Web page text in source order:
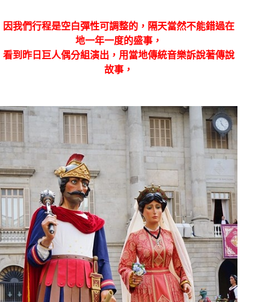
因我們行程是空白彈性可調整的，隔天當然不能錯過在
地一年一度的盛事，
看到昨日巨人偶分組演出，用當地傳統音樂訴說著傳說
故事，